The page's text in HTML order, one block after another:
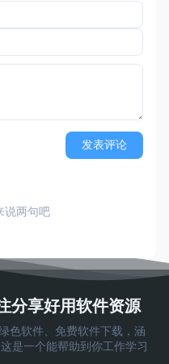
发表评论
说两句吧
分享好用软件资源
色软件、免费软件下载，涵
是一个能帮助到你工作学习